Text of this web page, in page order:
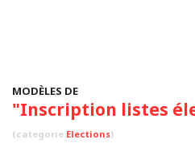
MODÈLES DE
"Inscription listes
(categorie Elections)